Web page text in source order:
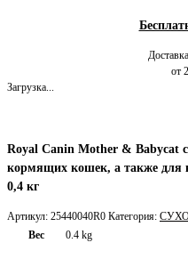
от
Загрузка...
Royal Canin Mother & Babycat
кормящих кошек, а также для
0,4 кг
Артикул: 25440040R0 Категория:
Вес
0.4 kg